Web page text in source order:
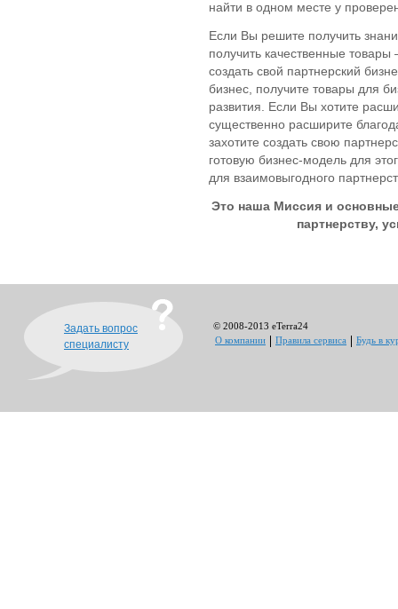
найти в одном месте у
Если Вы решите получить
получить качественные
создать свой партнерский
бизнес, получите товары для
развития. Если Вы хотите
существенно расширите
захотите создать свою
готовую бизнес-модель для
для взаимовыгодного
Это наша Миссия и
партнерству,
Задать вопрос
специалисту
© 2008-2013 eTerra24
О компании
Правила сервиса Будь в